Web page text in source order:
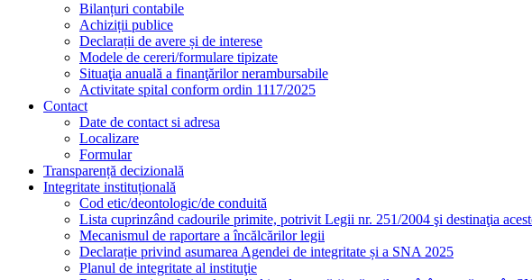
Bilanțuri contabile
Achiziții publice
Declarații de avere și de interese
Modele de cereri/formulare tipizate
Situaţia anuală a finanţărilor nerambursabile
Activitate spital conform ordin 1117/2025
Contact
Date de contact si adresa
Localizare
Formular
Transparență decizională
Integritate instituțională
Cod etic/deontologic/de conduită
Lista cuprinzând cadourile primite, potrivit Legii nr. 251/2004 şi destinaţia
Mecanismul de raportare a încălcărilor legii
Declarație privind asumarea Agendei de integritate și a SNA 2025
Planul de integritate al instituţie